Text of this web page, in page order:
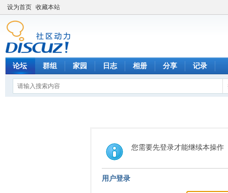
设为首页 收藏本站
论坛 群组 家园 日志 相册 分享 记录
您需要先登录才能继续本操作
用户登录